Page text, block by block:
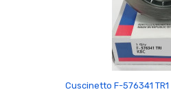
Cuscinetto F-576341